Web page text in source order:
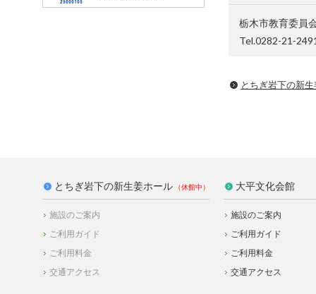
栃木市教育委員
Tel.0282-21-
とちぎ岩下の新
とちぎ岩下の新生姜ホール
施設のご案内
ご利用ガイド
ご利用料金
交通アクセス
大平文化会館
施設のご案内
ご利用ガイド
ご利用料金
交通アクセス